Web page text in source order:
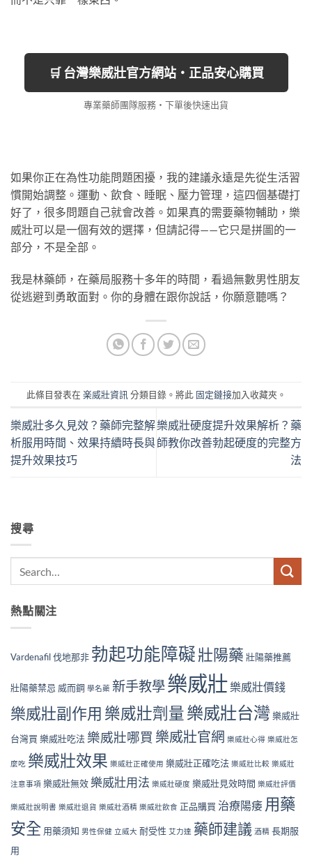
🛒 台灣樂威壯官方網站・正品安心購買
專業藥師團隊服務・下單後快速出貨
如果你正在為性功能問題困擾，我的建議永遠是先從生活習
慣開始調整。運動、飲食、睡眠、壓力管理，這四個基礎打
好了，很多問題自己就會改善。如果真的需要藥物輔助，樂
威壯可以是一個有效的選擇，但請記得——它只是拼圖的一
部分，不是全部。
我是林藥師，在藥局服務十多年的時間，看過無數男性朋友
從逃避到勇敢面對。你的身體在跟你說話，你願意聽嗎？
此條目發表在 楽威壯資訊 分類目錄。將此 固定鏈接加入收藏夾。
樂威壯多久見效？藥師完整解
析服用時間、效果持續時長與
提升效果技巧
樂威壯硬度提升效果解析？藥
師教你改善勃起硬度的完整方
法
搜尋
熱點關注
Vardenafil伐地那非 勃起功能障礙壯陽藥 壯陽藥推薦
壯陽藥禁忌 威而鋼 學名藥 新手教學樂威壯樂威壯價錢
樂威壯副作用 樂威壯劑量樂威壯台灣 樂威壯
台灣買 樂威壯吃法 樂威壯哪買 樂威壯官網 樂威壯心得 樂威壯怎
麼吃 樂威壯效果 樂威壯正確使用 樂威壯正確吃法 樂威壯比較 樂威壯
注意事項 樂威壯無效樂威壯用法 樂威壯硬度 樂威壯見效時間 樂威壯評價
樂威壯說明書 樂威壯退貨 樂威壯酒精 樂威壯飲食 正品購買 治療陽痿 用藥
安全 用藥須知 男性保健 立威大 耐受性 艾力達 藥師建議 酒精 長期服
用